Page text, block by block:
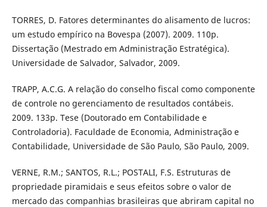
TORRES, D. Fatores determinantes do alisamento de lucros:
um estudo empírico na Bovespa (2007). 2009. 110p.
Dissertação (Mestrado em Administração Estratégica).
Universidade de Salvador, Salvador, 2009.
TRAPP, A.C.G. A relação do conselho fiscal como componente
de controle no gerenciamento de resultados contábeis.
2009. 133p. Tese (Doutorado em Contabilidade e
Controladoria). Faculdade de Economia, Administração e
Contabilidade, Universidade de São Paulo, São Paulo, 2009.
VERNE, R.M.; SANTOS, R.L.; POSTALI, F.S. Estruturas de
propriedade piramidais e seus efeitos sobre o valor de
mercado das companhias brasileiras que abriram capital no